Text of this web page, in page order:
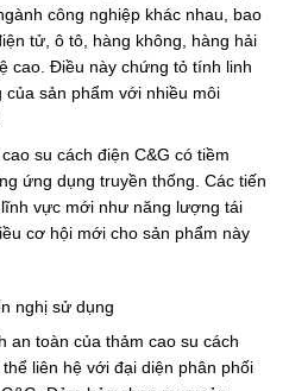
công nghiệp khác nhau, bao
tử, ô tô, hàng không, hàng hải
cao. Điều này chứng tỏ tính linh
sản phẩm với nhiều môi
su cách điện C&G có tiềm
ứng dụng truyền thống. Các tiến
vực mới như năng lượng tái
cơ hội mới cho sản phẩm này
nghị sử dụng
an toàn của thảm cao su cách
liên hệ với đại diện phân phối